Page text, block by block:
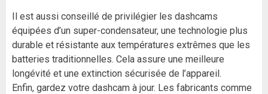
Il est aussi conseillé de privilégier les dashcams
équipées d’un super-condensateur, une technologie plus
durable et résistante aux températures extrêmes que les
batteries traditionnelles. Cela assure une meilleure
longévité et une extinction sécurisée de l’appareil.
Enfin, gardez votre dashcam à jour. Les fabricants comme